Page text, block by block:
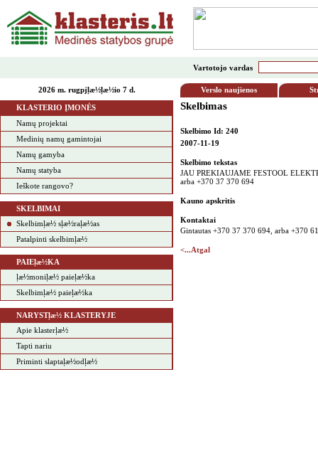
Vartotojo vardas
2026 m. rugpjļæ½ļæ½io 7 d. Verslo naujienos
KLASTERIO ĮMONĖS
Namų projektai
Medinių namų gamintojai
Namų gamyba
Namų statyba
Ieškote rangovo?
SKELBIMAI
Skelbimļæ½ sļæ½raļæ½as
Patalpinti skelbimļæ½
PAIEļæ½KA
ļæ½moniļæ½ paieļæ½ka
Skelbimļæ½ paieļæ½ka
NARYSTļæ½ KLASTERYJE
Apie klasterļæ½
Tapti nariu
Priminti slaptaļæ½odļæ½
Skelbimas
Skelbimo Id: 240
2007-11-19
Skelbimo tekstas
JAU PREKIAUJAME FESTOOL
arba +370 37 370 694
Kauno apskritis
Kontaktai
Gintautas +370 37 370 694, arba +370
<...Atgal